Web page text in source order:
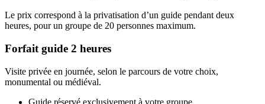
Visite privée en journée, selon le parcours de votre choix,
monumental ou médiéval.
Guide réservé exclusivement à votre groupe
Parcours commenté d’environ 2,3 km
Tarif hors taxes 210 € HT